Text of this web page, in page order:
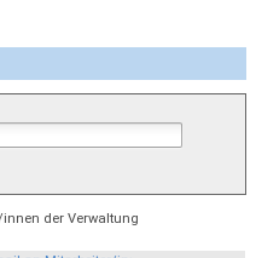
der Verwaltung